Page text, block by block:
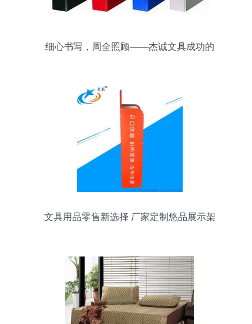
细心书写，周全照顾——杰诚文具成功的
文具用品零售新选择 厂家定制悠品展示架